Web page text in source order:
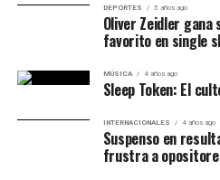
Juego Resultado
Ganó Atenas
Juego
Atenas 78-84
Argentino 61-53
Atenas
DEPORTES 5 años ago
Oliver Zeidler
favorito en single
MÚSICA 4 años ago
Sleep Token: El
INTERNACIONALES 4 años ago
Suspenso en
frustra a